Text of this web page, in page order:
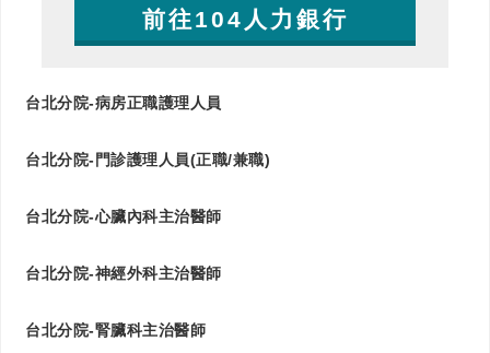
前往104人力銀行
台北分院-病房正職護理人員
台北分院-門診護理人員(正職/兼職)
台北分院-心臟內科主治醫師
台北分院-神經外科主治醫師
台北分院-腎臟科主治醫師